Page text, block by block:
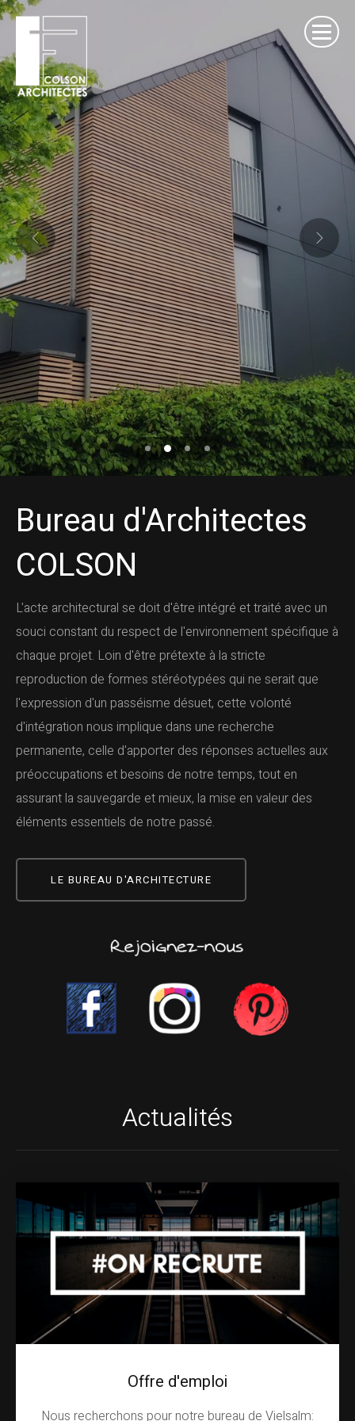
Bureau d'Architectes
COLSON
L'acte architectural se doit d'être intégré et traité avec un
souci constant du respect de l'environnement spécifique à
chaque projet. Loin d'être prétexte à la stricte
reproduction de formes stéréotypées qui ne serait que
l'expression d'un passéisme désuet, cette volonté
d'intégration nous implique dans une recherche
permanente, celle d'apporter des réponses actuelles aux
préoccupations et besoins de notre temps, tout en
assurant la sauvegarde et mieux, la mise en valeur des
éléments essentiels de notre passé.
LE BUREAU D'ARCHITECTURE
Actualités
Offre d'emploi
Nous recherchons pour notre bureau de Vielsalm: